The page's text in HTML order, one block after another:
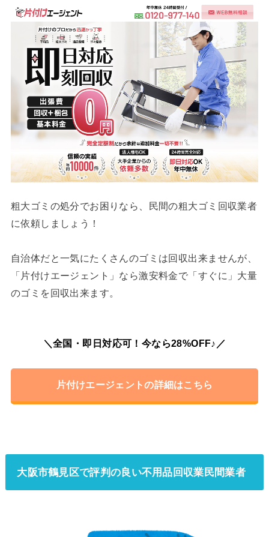
粗大ゴミの処分でお困りなら、民間の粗大ゴミ回収業者
に依頼しましょう！
自治体だと一気にたくさんのゴミは回収出来ませんが、
「片付けエージェント」なら激安料金で「すぐに」大量
のゴミを回収出来ます。
＼全国・即日対応可！今なら28%OFF♪／
片付けエージェントの詳細はこちら
大阪市鶴見区で評判の良い不用品回収業民間業者